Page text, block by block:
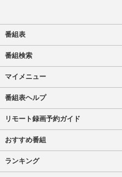
番組表
番組検索
マイメニュー
番組表ヘルプ
リモート録画予約ガイド
おすすめ番組
ランキング